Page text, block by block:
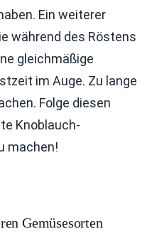
Ein weiterer
während des Röstens
gleichmäßige
im Auge. Zu lange
Folge diesen
Knoblauch-
machen!
Gemüsesorten